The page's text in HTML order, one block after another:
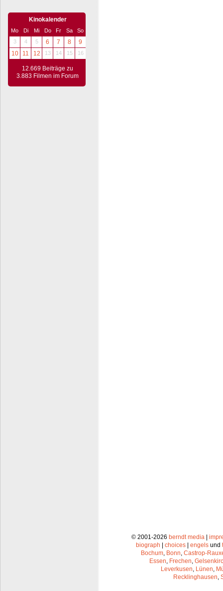
Kinokalender
Mo Di Mi Do Fr Sa
So
3
4 5 6 7 8
9
10
11 12 13 14 15 16
12.669 Beiträge zu
3.883 Filmen im Forum
© 2001-2026 berndt media |
biograph | choices | engels und
Bochum Bonn Castrop-
Essen Frechen
Leverkusen Lünen
Recklinghausen